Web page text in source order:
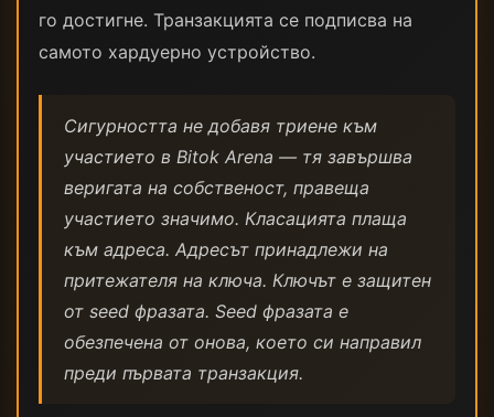
го достигне. Транзакцията се подписва на
самото хардуерно устройство.
Сигурността не добавя триене към
участието в Bitok Arena — тя завършва
веригата на собственост, правеща
участието значимо. Класацията плаща
към адреса. Адресът принадлежи на
притежателя на ключа. Ключът е защитен
от seed фразата. Seed фразата е
обезпечена от онова, което си направил
преди първата транзакция.